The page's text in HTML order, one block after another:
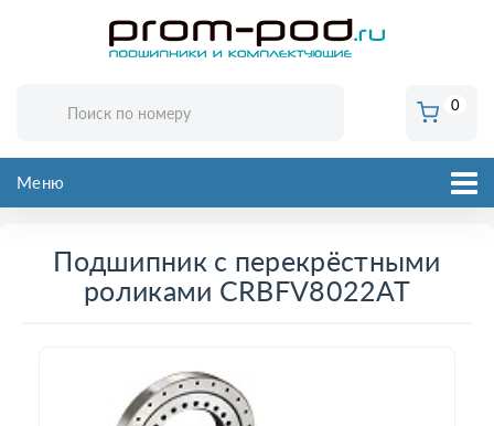
0
Меню
Подшипник с перекрёстными
роликами CRBFV8022AT